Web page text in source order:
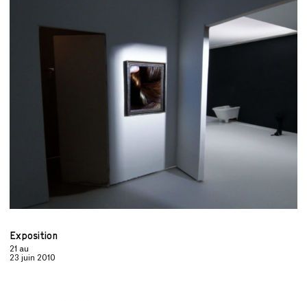
Exposition
21 au
23 juin 2010